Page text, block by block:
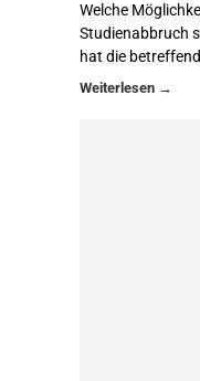
Welche
Studienabbruch
hat die